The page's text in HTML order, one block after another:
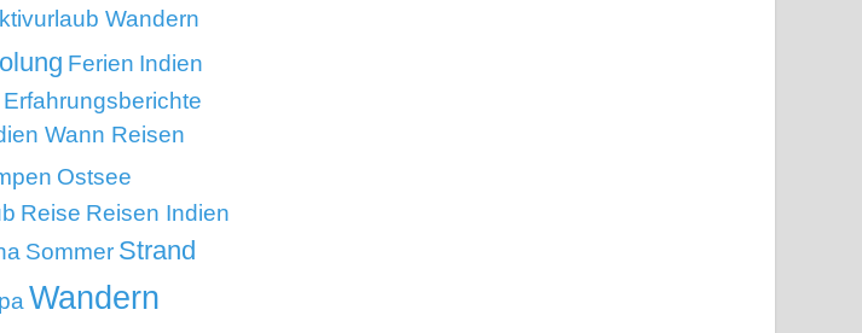
Wandern
Ferien Indien
Wann Reisen
Ostsee
Reise Reisen Indien
Sommer Strand
Wandern